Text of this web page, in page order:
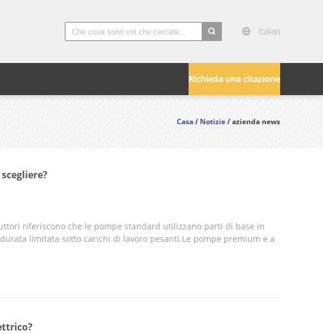
Italian
Richieda una citazione
Casa/Notizie/ azienda news
riferiscono che le pompe standard utilizzano parti di base in
limitata sotto carichi di lavoro pesanti.Le pompe premium e a